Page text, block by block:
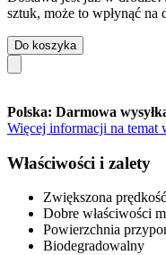
sztuk, może to wpłynąć na
Do koszyka
Polska: Darmowa
Więcej informacji na temat
Właściwości i zalety
Zwiększona
Dobre właściwości
Powierzchnia
Biodegradowalny